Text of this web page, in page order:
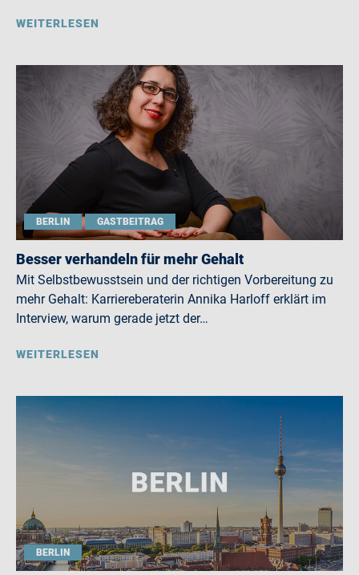
WEITERLESEN
BERLIN GASTBEITRAG
Besser verhandeln für mehr Gehalt
Mit Selbstbewusstsein und der richtigen Vorbereitung zu
mehr Gehalt: Karriereberaterin Annika Harloff erklärt im
Interview, warum gerade jetzt der…
WEITERLESEN
BERLIN